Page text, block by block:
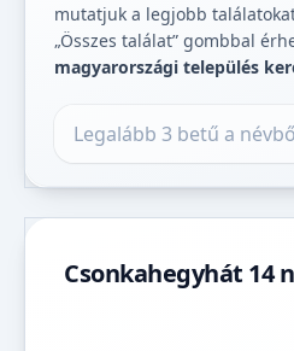
mutatjuk a legjobb
„Összes találat” gombbal
magyarországi település
Csonkahegyhát 14